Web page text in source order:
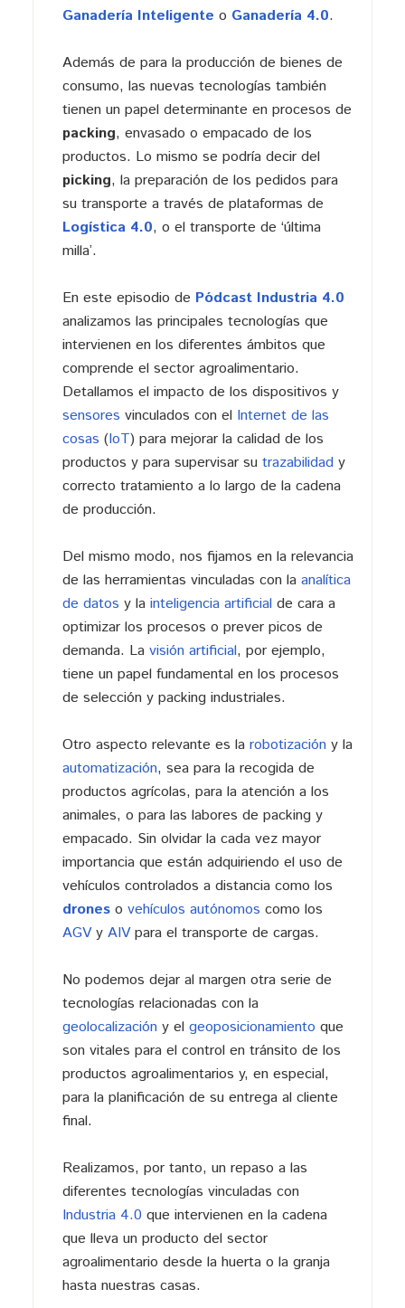
Ganadería Inteligente o Ganadería 4.0.
Además de para la producción de bienes de
consumo, las nuevas tecnologías también
tienen un papel determinante en procesos de
packing, envasado o empacado de los
productos. Lo mismo se podría decir del
picking, la preparación de los pedidos para
su transporte a través de plataformas de
Logística 4.0, o el transporte de ‘última
milla’.
En este episodio de Pódcast Industria 4.0
analizamos las principales tecnologías que
intervienen en los diferentes ámbitos que
comprende el sector agroalimentario.
Detallamos el impacto de los dispositivos y
sensores vinculados con el Internet de las
cosas (IoT) para mejorar la calidad de los
productos y para supervisar su trazabilidady
correcto tratamiento a lo largo de la cadena
de producción.
Del mismo modo, nos fijamos en la relevancia
de las herramientas vinculadas con la analítica
de datos y la inteligencia artificialde cara a
optimizar los procesos o prever picos de
demanda. La visión artificial, por ejemplo,
tiene un papel fundamental en los procesos
de selección y packing industriales.
Otro aspecto relevante es la robotizacióny la
automatización, sea para la recogida de
productos agrícolas, para la atención a los
animales, o para las labores de packing y
empacado. Sin olvidar la cada vez mayor
importancia que están adquiriendo el uso de
vehículos controlados a distancia como los
drones o vehículos autónomos como los
AGVy AIVpara el transporte de cargas.
No podemos dejar al margen otra serie de
tecnologías relacionadas con la
geolocalizacióny el geoposicionamiento que
son vitales para el control en tránsito de los
productos agroalimentarios y, en especial,
para la planificación de su entrega al cliente
final.
Realizamos, por tanto, un repaso a las
diferentes tecnologías vinculadas con
Industria 4.0que intervienen en la cadena
que lleva un producto del sector
agroalimentario desde la huerta o la granja
hasta nuestras casas.